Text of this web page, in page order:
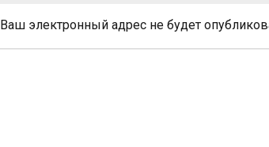
Ваш электронный адрес не будет